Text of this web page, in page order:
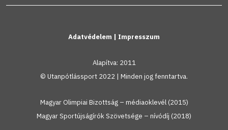
Adatvédelem | Impresszum
Alapítva: 2011
© Utanpótlássport 2022 | Minden jog fenntartva.
Magyar Olimpiai Bizottság – médiaoklevél (2015)
Magyar Sportújságírók Szövetsége – nívódíj (2018)